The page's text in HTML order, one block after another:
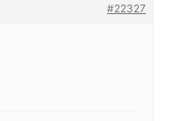
#22327